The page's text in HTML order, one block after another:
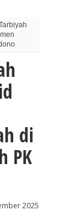
di
PK
2025